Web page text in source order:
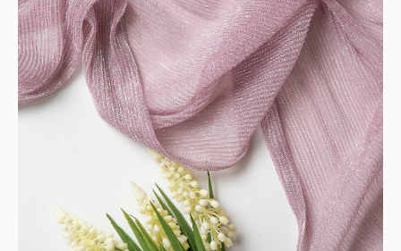
*принадлежат компании Meta,
признанной экстремистской
и запрещенной в РФ